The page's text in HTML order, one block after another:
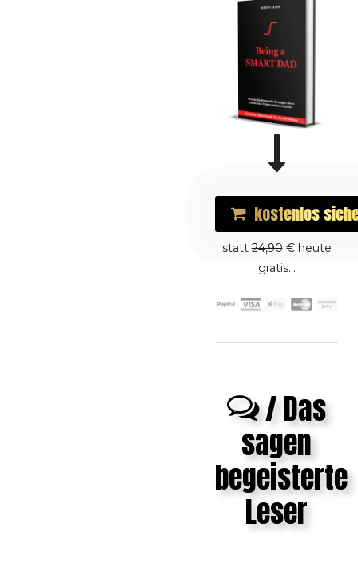
kostenlos
statt24,90€ heute
gratis...
/ Das
sagen
begeisterte
Leser